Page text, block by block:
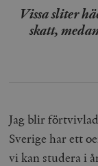
Vissa sliter
skatt,
Jag blir
Sverige har ett
vi kan studera i